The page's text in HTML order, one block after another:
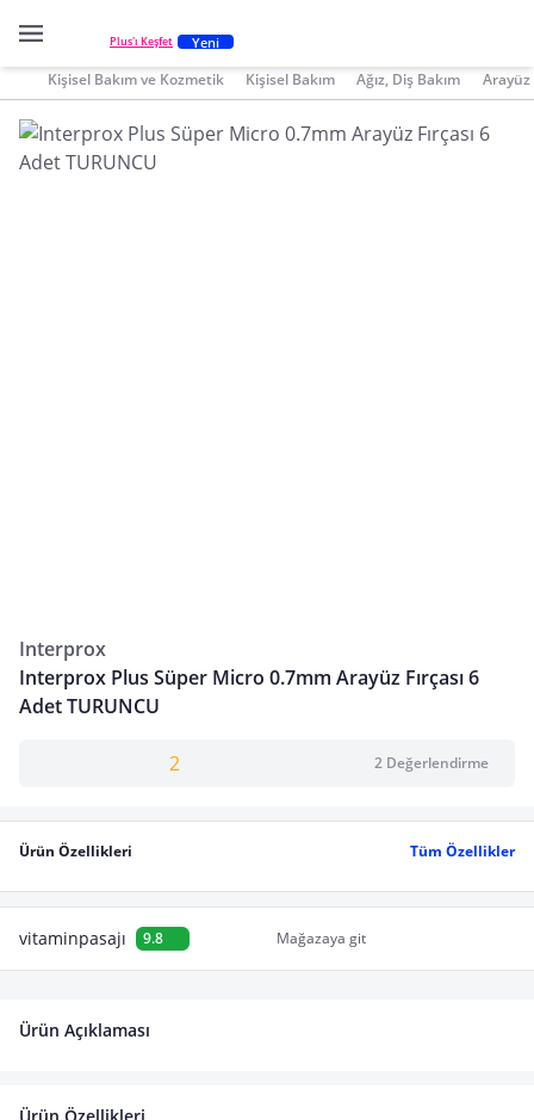
Plus'ı Keşfet Yeni
Kişisel Bakım ve Kozmetik Kişisel Bakım Ağız, Diş Bakım Arayüz
Interprox
Interprox Plus Süper Micro 0.7mm Arayüz Fırçası 6
Adet TURUNCU
2 2 Değerlendirme
Ürün Özellikleri Tüm Özellikler
vitaminpasajı 9.8 Mağazaya git
Ürün Açıklaması